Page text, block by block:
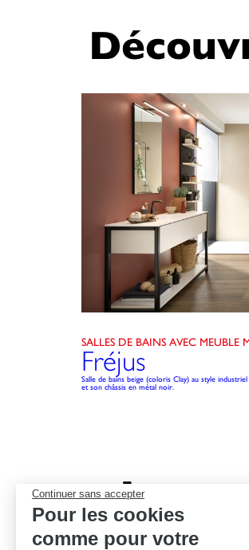
Continuer sans accepter
Pour les cookies
comme pour votre
SALLES DE BAINS AVEC MEUBLE
Fréjus
Salle de bains beige (coloris Clay) au style
et son châssis en métal noir.
Le